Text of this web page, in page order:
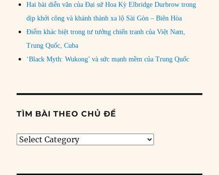
Hai bài diễn văn của Đại sứ Hoa Kỳ Elbridge Durbrow trong
dịp khởi công và khánh thành xa lộ Sài Gòn – Biên Hòa
Điểm khác biệt trong tư tưởng chiến tranh của Việt Nam,
Trung Quốc, Cuba
‘Black Myth: Wukong’ và sức mạnh mềm của Trung Quốc
TÌM BÀI THEO CHỦ ĐỀ
Tìm